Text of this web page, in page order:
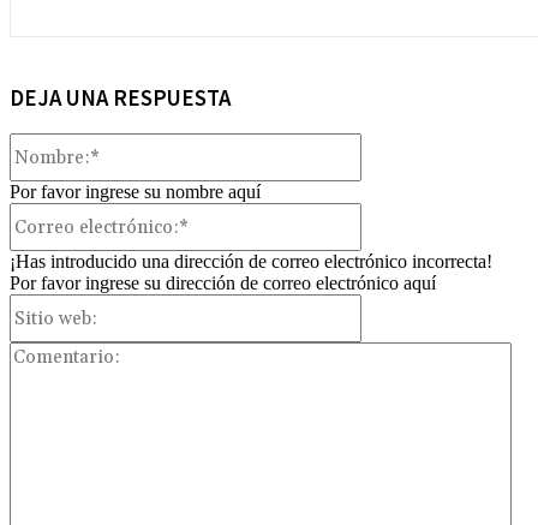
DEJA UNA RESPUESTA
Por favor ingrese su nombre aquí
¡Has introducido una dirección de correo electrónico incorrecta!
Por favor ingrese su dirección de correo electrónico aquí